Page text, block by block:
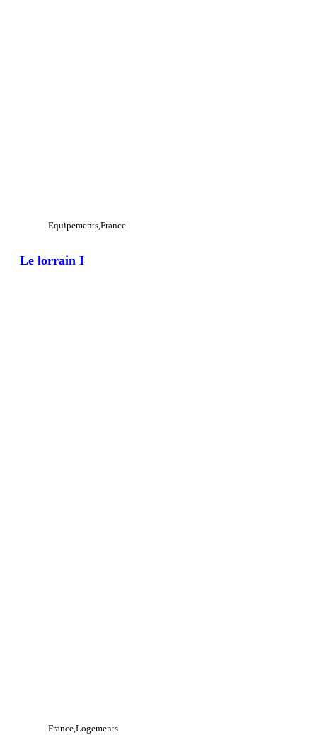
Equipements France
Le lorrain I
France Logements